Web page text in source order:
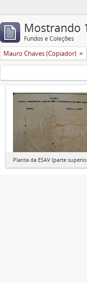
Mostrando
Fundos e Coleções
Mauro Chaves (Copiador)
Planta da ESAV (parte